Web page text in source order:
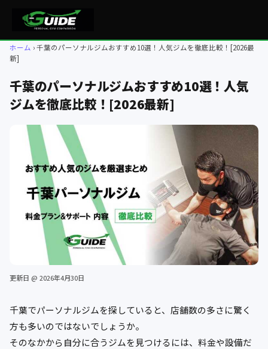
ホーム
千葉のパーソナルジムおすすめ10選！人気ジムを徹底比較！[2026最
新]
千葉のパーソナルジムおすすめ10選！人気
ジムを徹底比較！[2026最新]
更新日 @ 2026年4月30日
千葉でパーソナルジムを探していると、店舗数の多さに驚く
方も多いのではないでしょうか。
そのなかから自分に合うジムを見つけるには、料金や設備だ